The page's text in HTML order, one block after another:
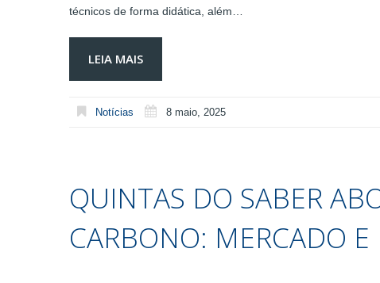
técnicos de forma didática, além…
LEIA MAIS
Notícias 8 maio, 2025
QUINTAS DO SABER
CARBONO: MERCADO E